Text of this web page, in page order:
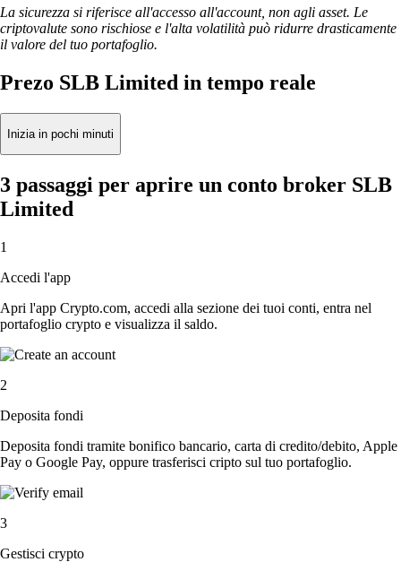
La sicurezza si riferisce all'accesso all'account, non agli asset. Le
criptovalute sono rischiose e l'alta volatilità può ridurre drasticamente
il valore del tuo portafoglio.
Prezo SLB Limited in tempo reale
Inizia in pochi minuti
3 passaggi per aprire un conto broker SLB
Limited
1
Accedi l'app
Apri l'app Crypto.com, accedi alla sezione dei tuoi conti, entra nel
portafoglio crypto e visualizza il saldo.
2
Deposita fondi
Deposita fondi tramite bonifico bancario, carta di credito/debito, Apple
Pay o Google Pay, oppure trasferisci cripto sul tuo portafoglio.
3
Gestisci crypto